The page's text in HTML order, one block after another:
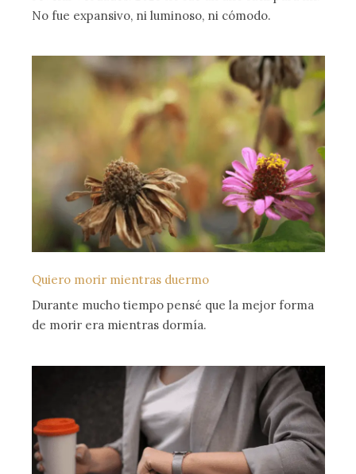
No fue expansivo, ni luminoso, ni cómodo.
Quiero morir mientras duermo
Durante mucho tiempo pensé que la mejor forma
de morir era mientras dormía.